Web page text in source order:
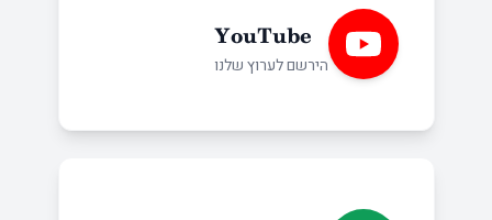
YouTube
הירשם לערוץ שלנו